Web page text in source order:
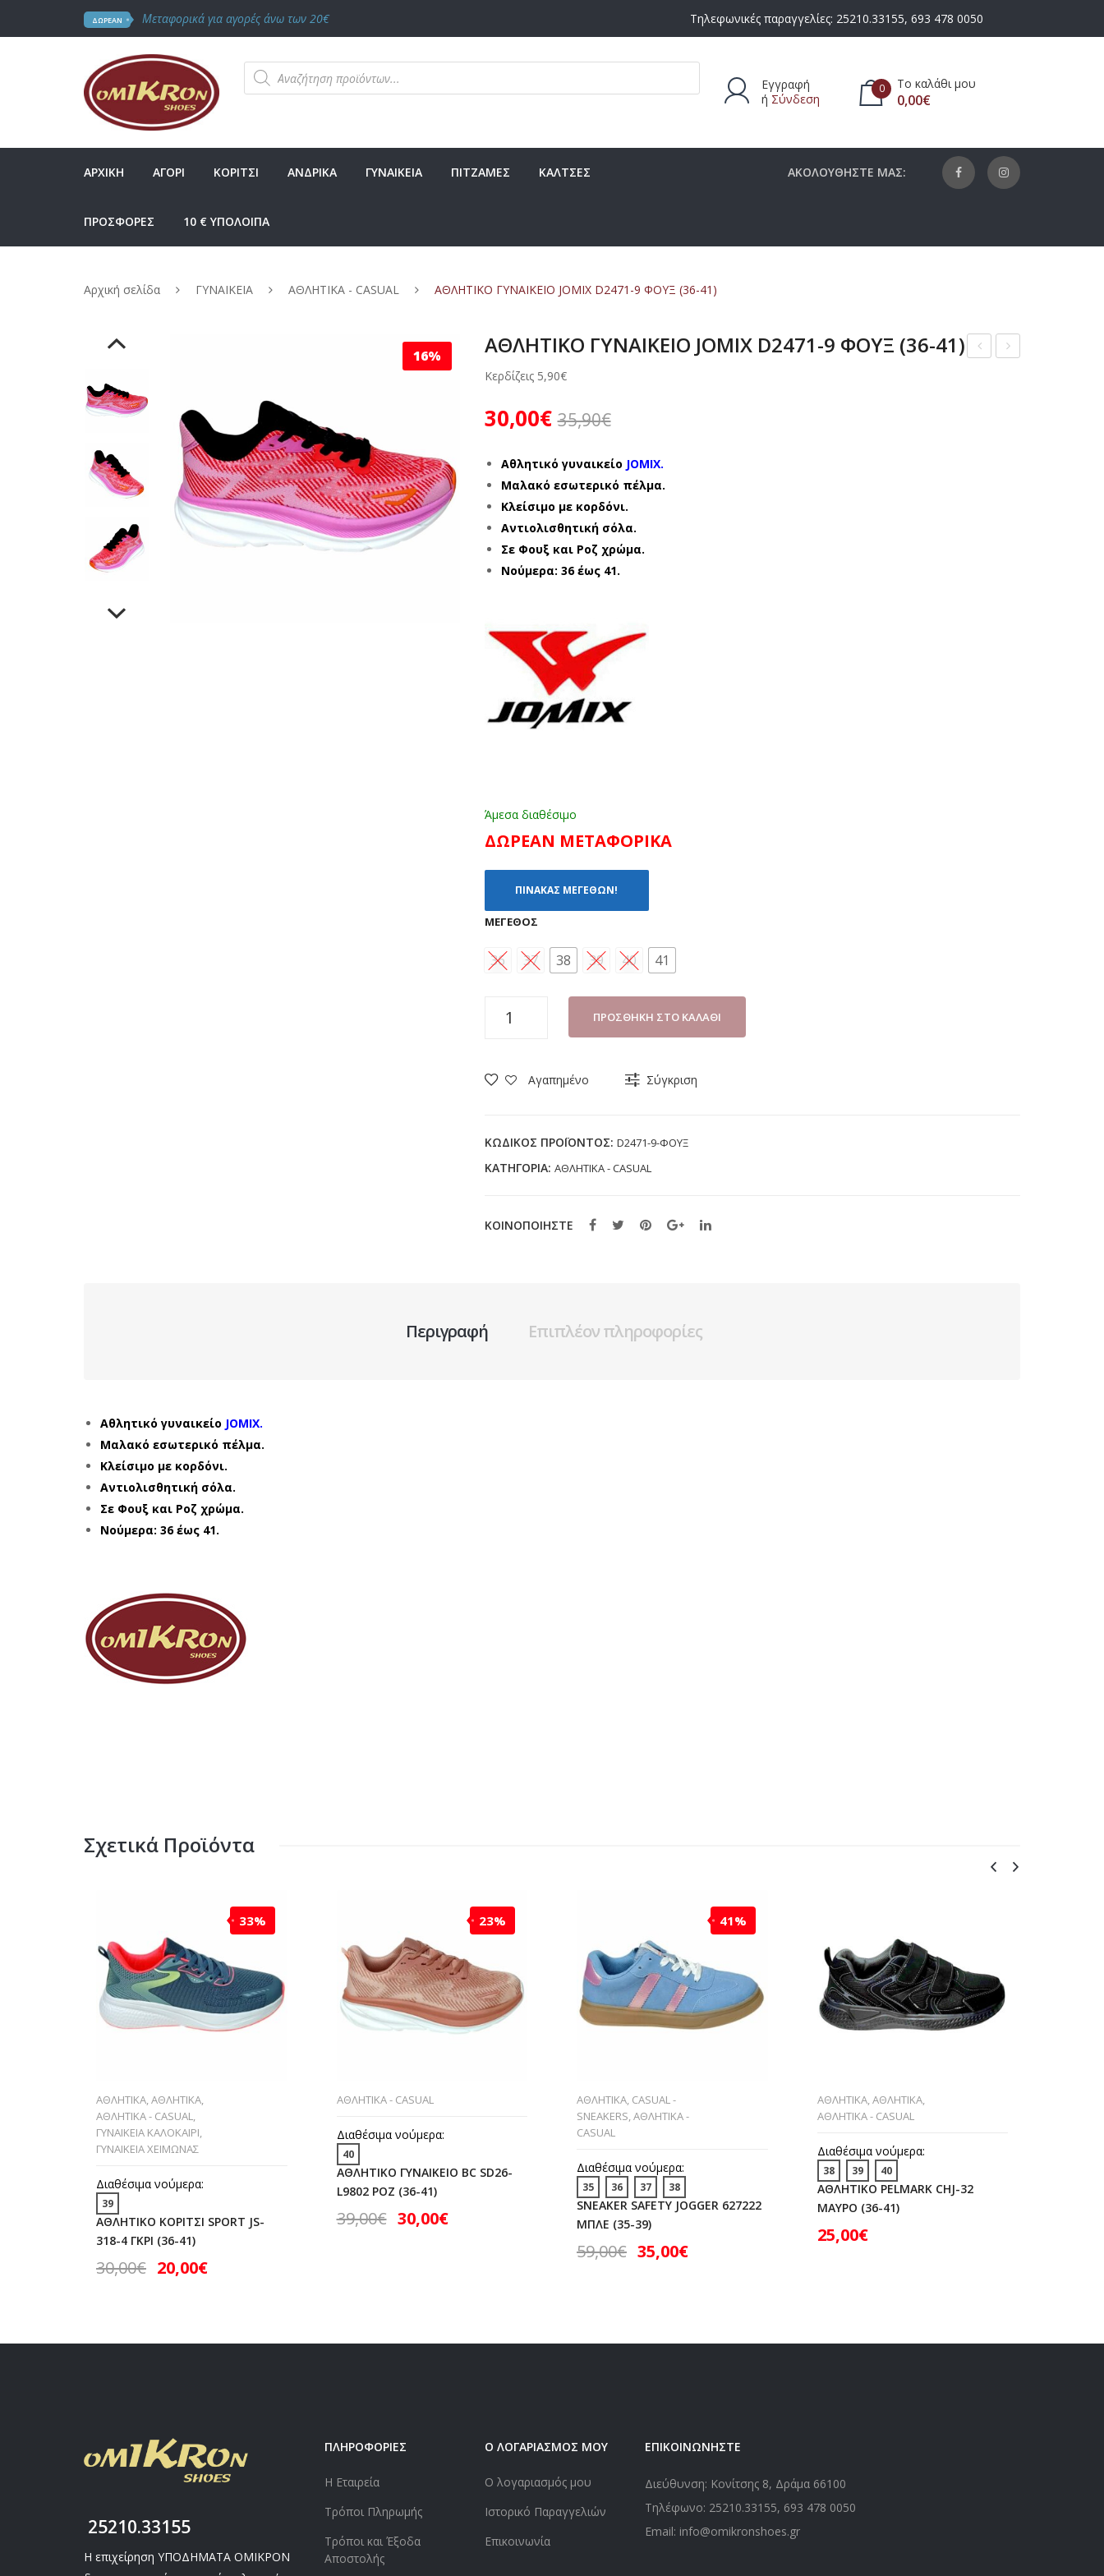
ΔΩΡΕΑΝ Μεταφορικά για αγορές άνω των 20€ Τηλεφωνικές παραγγελίες: 25210.33155, 693 478 0050
Products
search
Εγγραφή
ή Σύνδεση
0 Το καλάθι μου
0,00€
ΑΡΧΙΚΗ ΑΓΟΡΙ ΚΟΡΙΤΣΙ ΑΝΔΡΙΚΑ ΓΥΝΑΙΚΕΙΑ ΠΙΤΖΑΜΕΣ ΚΑΛΤΣΕΣ
ΠΡΟΣΦΟΡΕΣ 10 € ΥΠΟΛΟΙΠΑ
ΑΚΟΛΟΥΘΗΣΤΕ ΜΑΣ:
Αρχική σελίδα ΓΥΝΑΙΚΕΙΑ ΑΘΛΗΤΙΚΑ - CASUAL ΑΘΛΗΤΙΚΟ ΓΥΝΑΙΚΕΙΟ JOMIX D2471-9 ΦΟΥΞ (36-41)
16% ΑΘΛΗΤΙΚΟ ΓΥΝΑΙΚΕΙΟ JOMIX D2471-9 ΦΟΥΞ (36-41)
Κερδίζεις 5,90€
35,90€
30,00€
Αθλητικό γυναικείο JOMIX.
Μαλακό εσωτερικό πέλμα.
Κλείσιμο με κορδόνι.
Αντιολισθητική σόλα.
Σε Φουξ και Ροζ χρώμα.
Νούμερα: 36 έως 41.
Άμεσα διαθέσιμο
ΔΩΡΕΑΝ ΜΕΤΑΦΟΡΙΚΑ
ΠΙΝΑΚΑΣ ΜΕΓΕΘΩΝ!
ΜΈΓΕΘΟΣ
36 37 38 39 40 41
D2471-
(36-
ΠΡΟΣΘΉΚΗ ΣΤΟ ΚΑΛΆΘΙ
Αγαπημένο Σύγκριση
ΚΩΔΙΚΌΣ ΠΡΟΪΌΝΤΟΣ: D2471-9-ΦΟΥΞ
ΚΑΤΗΓΟΡΊΑ: ΑΘΛΗΤΙΚΑ - CASUAL
ΚΟΙΝΟΠΟΙΗΣΤΕ
Περιγραφή Επιπλέον πληροφορίες
Αθλητικό γυναικείο JOMIX.
Μαλακό εσωτερικό πέλμα.
Κλείσιμο με κορδόνι.
Αντιολισθητική σόλα.
Σε Φουξ και Ροζ χρώμα.
Νούμερα: 36 έως 41.
Σχετικά Προϊόντα
33%
ΑΘΛΗΤΙΚΑ,ΑΘΛΗΤΙΚΑ,
ΑΘΛΗΤΙΚΑ - CASUAL,
ΓΥΝΑΙΚΕΙΑ ΚΑΛΟΚΑΙΡΙ,
ΓΥΝΑΙΚΕΙΑ ΧΕΙΜΩΝΑΣ
Διαθέσιμα νούμερα:
39
ΑΘΛΗΤΙΚΟ ΚΟΡΙΤΣΙ SPORT JS-
318-4 ΓΚΡΙ (36-41)
30,00€ 20,00€
23%
ΑΘΛΗΤΙΚΑ - CASUAL
Διαθέσιμα νούμερα:
40
ΑΘΛΗΤΙΚΟ ΓΥΝΑΙΚΕΙΟ BC SD26-
L9802 ΡΟΖ (36-41)
39,00€ 30,00€
41%
ΑΘΛΗΤΙΚΑ, CASUAL -
SNEAKERS,ΑΘΛΗΤΙΚΑ -
CASUAL
Διαθέσιμα νούμερα:
35 36 37 38
SNEAKER SAFETY JOGGER 627222
ΜΠΛΕ (35-39)
59,00€ 35,00€
ΑΘΛΗΤΙΚΑ,ΑΘΛΗΤΙΚΑ,
ΑΘΛΗΤΙΚΑ - CASUAL
Διαθέσιμα νούμερα:
38 39 40
ΑΘΛΗΤΙΚΟ PELMARK CHJ-32
ΜΑΥΡΟ (36-41)
25,00€
25210.33155
Η επιχείρηση ΥΠΟΔΗΜΑΤΑ ΟΜΙΚΡΟΝ
ΠΛΗΡΟΦΟΡΙΕΣ
Η Εταιρεία
Τρόποι Πληρωμής
Τρόποι και Έξοδα
Αποστολής
Ο ΛΟΓΑΡΙΑΣΜΟΣ ΜΟΥ
Ο λογαριασμός μου
Ιστορικό Παραγγελιών
Επικοινωνία
ΕΠΙΚΟΙΝΩΝΗΣΤΕ
Διεύθυνση: Κονίτσης 8, Δράμα 66100
Τηλέφωνο: 25210.33155, 693 478 0050
Email: info@omikronshoes.gr